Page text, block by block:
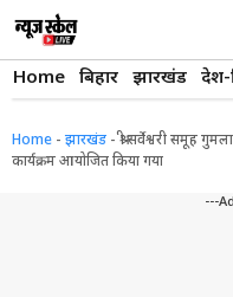
content
Home बिहार झारखंड देश-
Home - झारखंड -श्री सर्वेश्वरी समूह
कार्यक्रम आयोजित किया गया
---